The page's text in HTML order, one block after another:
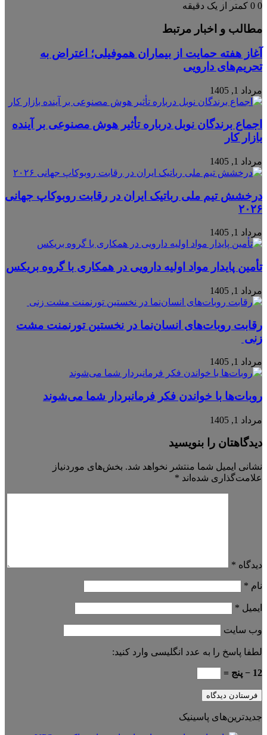
0
کمتر از یک دقیقه
مطالب و اخبار مرتبط
آغاز هفته حمایت از بیماران هموفیلی؛ اعتراض به
تحریم‌های دارویی
مرداد 1, 1405
اجماع برندگان نوبل درباره تأثیر هوش مصنوعی بر آینده
بازار کار
مرداد 1, 1405
درخشش تیم ملی رباتیک ایران در رقابت روبوکاپ جهانی
۲۰۲۶
مرداد 1, 1405
تأمین پایدار مواد اولیه دارویی در همکاری با گروه بریکس
مرداد 1, 1405
رقابت روبات‌های انسان‌نما در نخستین تورنمنت مشت
زنی
مرداد 1, 1405
روبات‌ها با خواندن فکر فرمانبردار شما می‌شوند
مرداد 1, 1405
دیدگاهتان را بنویسید
نشانی ایمیل شما منتشر نخواهد شد. بخش‌های موردنیاز
علامت‌گذاری شده‌اند *
دیدگاه *
نام *
ایمیل *
وب‌ سایت
لطفا پاسخ را به عدد انگلیسی وارد کنید:
12 − پنج =
جدیدترین‌های پاسینیک